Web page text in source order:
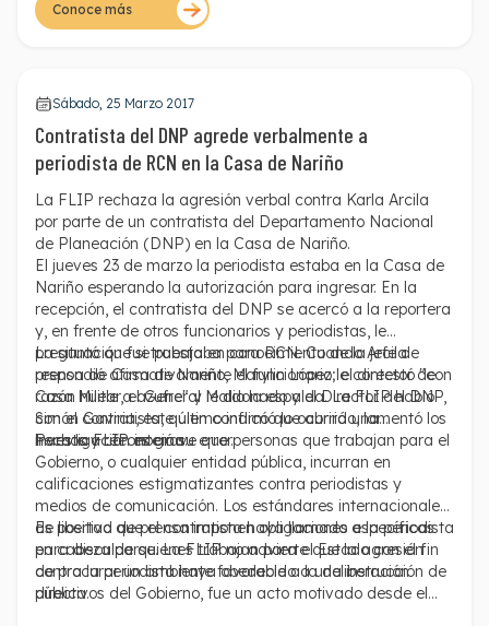
Conoce más
Sábado, 25 Marzo 2017
Contratista del DNP agrede verbalmente a
periodista de RCN en la Casa de Nariño
La FLIP rechaza la agresión verbal contra Karla Arcila
por parte de un contratista del Departamento Nacional
de Planeación (DNP) en la Casa de Nariño.
El jueves 23 de marzo la periodista estaba en la Casa de
Nariño esperando la autorización para ingresar. En la
recepción, el contratista del DNP se acercó a la reportera
y, en frente de otros funcionarios y periodistas, le
preguntó que si trabajaba para RCN. Cuando Arcila
respondió afirmativamente el funcionario le contestó "con
razón huele a azufre" y le dio la espalda. La FLIP habló
con el contratista, quien confirmó lo ocurrido, lamentó los
hechos y reconoció su error.
La situación fue puesta en conocimiento de la jefe de
prensa de Casa de Nariño, Marylin López; el director de
Casa Militar, el General Maldonado y el Director del DNP,
Simón Gaviria, este último indicó que abrirá una
investigación interna.
Para la FLIP es grave que personas que trabajan para el
Gobierno, o cualquier entidad pública, incurran en
calificaciones estigmatizantes contra periodistas y
medios de comunicación. Los estándares internacionales
de libertad de prensa imponen obligaciones específicas
en cabeza de quienes trabajan para el Estado con el fin
de procurar un ambiente favorable a la deliberación
pública.
Es positivo que el contratista haya llamado a la periodista
para disculparse. La FLIP no advierte que la agresión
contra la periodista haya obedecido a una instrucción de
directivos del Gobierno, fue un acto motivado desde el